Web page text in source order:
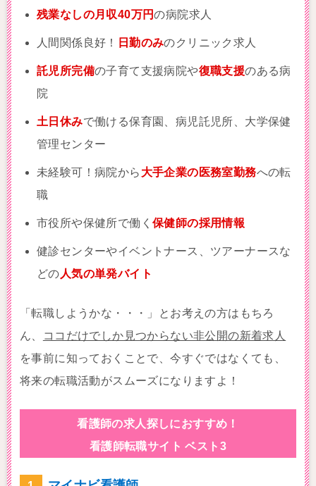
残業なしの月収40万円の病院求人
人間関係良好！ 日勤のみのクリニック求人
託児所完備の子育て支援病院や復職支援のある病
院
土日休みで働ける保育園、病児託児所、大学保健
管理センター
未経験可！病院から 大手企業の医務室勤務への転
職
市役所や保健所で働く 保健師の採用情報
健診センターやイベントナース、ツアーナースな
どの 人気の単発バイト
「転職しようかな・・・」とお考えの方はもちろ
ん、
ココだけでしか見つからない非公開の新着求人
を事前に知っておくことで、今すぐではなくても、
将来の転職活動がスムーズになりますよ！
看護師の求人探しにおすすめ！
看護師転職サイト ベスト3